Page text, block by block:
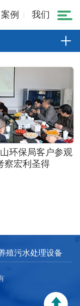
案例 我们
环保局客户参观
察宏利圣得
殖污水处理设备